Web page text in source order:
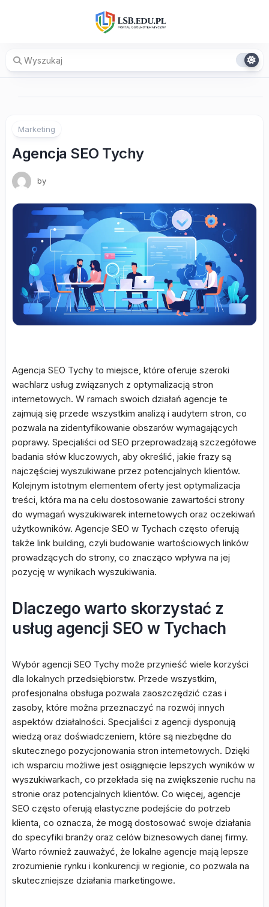
Marketing
Agencja SEO Tychy
by
Agencja SEO Tychy to miejsce, które oferuje szeroki
wachlarz usług związanych z optymalizacją stron
internetowych. W ramach swoich działań agencje te
zajmują się przede wszystkim analizą i audytem stron, co
pozwala na zidentyfikowanie obszarów wymagających
poprawy. Specjaliści od SEO przeprowadzają szczegółowe
badania słów kluczowych, aby określić, jakie frazy są
najczęściej wyszukiwane przez potencjalnych klientów.
Kolejnym istotnym elementem oferty jest optymalizacja
treści, która ma na celu dostosowanie zawartości strony
do wymagań wyszukiwarek internetowych oraz oczekiwań
użytkowników. Agencje SEO w Tychach często oferują
także link building, czyli budowanie wartościowych linków
prowadzących do strony, co znacząco wpływa na jej
pozycję w wynikach wyszukiwania.
Dlaczego warto skorzystać z
usług agencji SEO w Tychach
Wybór agencji SEO Tychy może przynieść wiele korzyści
dla lokalnych przedsiębiorstw. Przede wszystkim,
profesjonalna obsługa pozwala zaoszczędzić czas i
zasoby, które można przeznaczyć na rozwój innych
aspektów działalności. Specjaliści z agencji dysponują
wiedzą oraz doświadczeniem, które są niezbędne do
skutecznego pozycjonowania stron internetowych. Dzięki
ich wsparciu możliwe jest osiągnięcie lepszych wyników w
wyszukiwarkach, co przekłada się na zwiększenie ruchu na
stronie oraz potencjalnych klientów. Co więcej, agencje
SEO często oferują elastyczne podejście do potrzeb
klienta, co oznacza, że mogą dostosować swoje działania
do specyfiki branży oraz celów biznesowych danej firmy.
Warto również zauważyć, że lokalne agencje mają lepsze
zrozumienie rynku i konkurencji w regionie, co pozwala na
skuteczniejsze działania marketingowe.